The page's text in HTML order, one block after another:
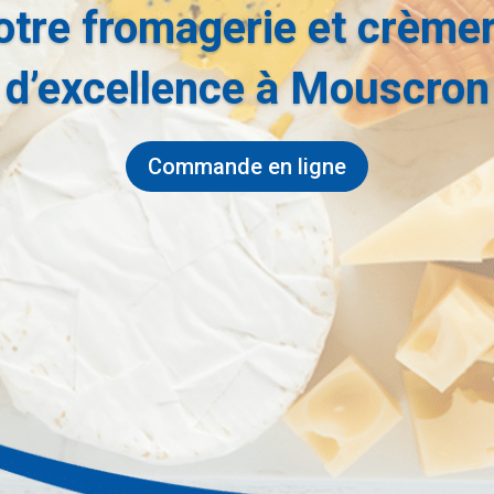
fromagerie et
d’excellence à Mouscron
Commande en ligne